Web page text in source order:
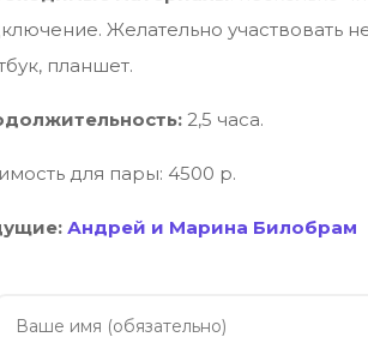
Желательно участвовать
планшет.
2,5 часа.
для пары: 4500 р.
Андрей и Марина Билобрам